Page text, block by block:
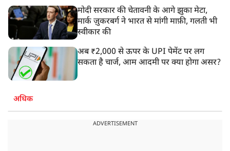
मोदी सरकार की चेतावनी के आगे झुका मेटा,
मार्क ज़ुकरबर्ग ने भारत से मांगी माफ़ी, गलती भी
स्वीकार की
अब ₹2,000 से ऊपर के UPI पेमेंट पर लग
सकता है चार्ज, आम आदमी पर क्या होगा असर?
अधिक
ADVERTISEMENT